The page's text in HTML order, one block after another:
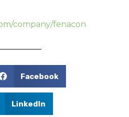
company/fenacon
Facebook
LinkedIn